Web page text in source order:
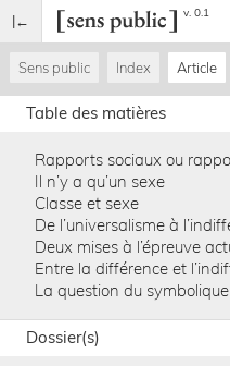
v. 0.1
Sens public Index Article
Table des matières
Il n’y a qu’un sexe
Classe et sexe
La question du symbolique
Dossier(s)